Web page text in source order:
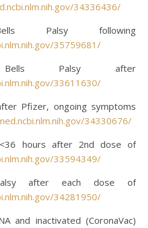
34336436/
Palsy following
35759681/
Palsy after
33611630/
Pfizer, ongoing symptoms
34330676/
hours after 2nd dose of
33594349/
after each dose of
34281950/
and inactivated (CoronaVac)